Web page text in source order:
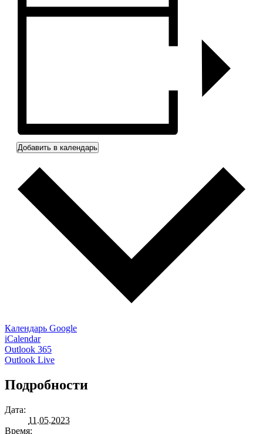
Добавить в календарь
Календарь Google
iCalendar
Outlook 365
Outlook Live
Подробности
Дата:
11.05.2023
Время: